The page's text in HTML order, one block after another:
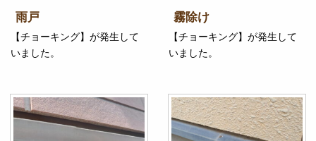
雨戸
【チョーキング】が発生して
いました。
霧除け
【チョーキング】が発生して
いました。